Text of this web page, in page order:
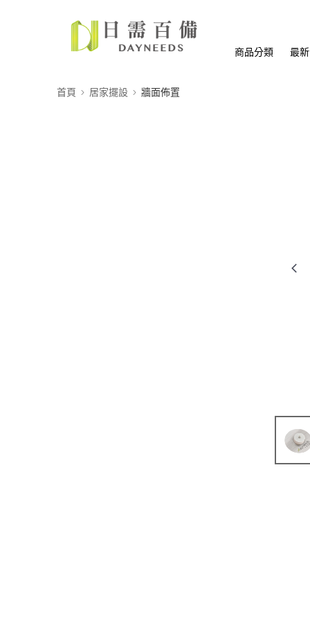
商品分類 最
首頁 居家擺設 牆面佈置